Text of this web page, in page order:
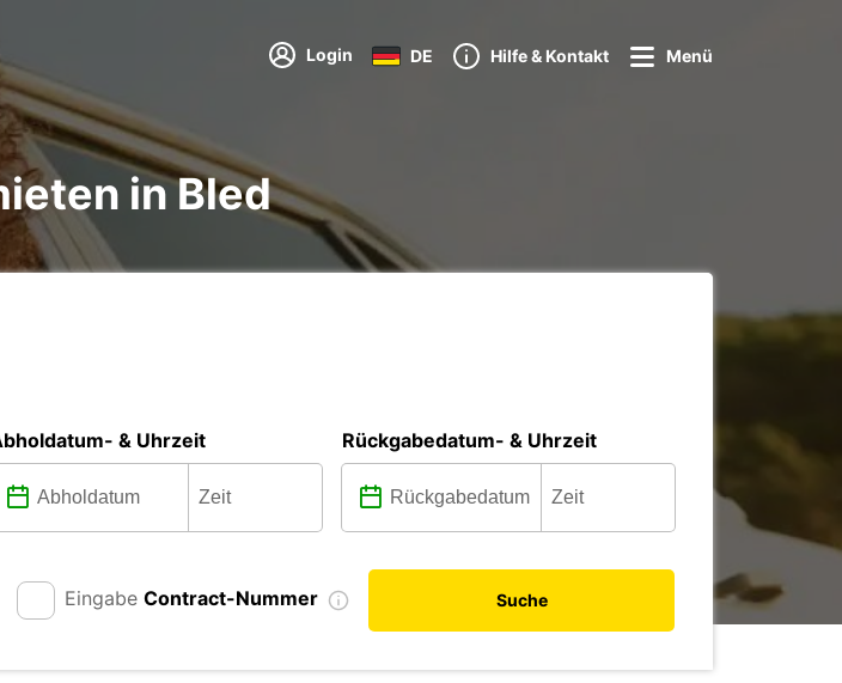
Login DE Hilfe & Kontakt Menü
in Bled
& Uhrzeit Rückgabedatum- & Uhrzeit
Eingabe Contract-Nummer Suche